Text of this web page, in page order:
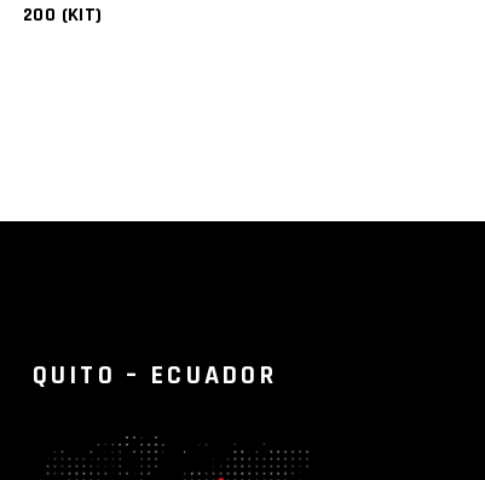
200 (KIT)
QUITO – ECUADOR